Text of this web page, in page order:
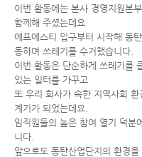
이번 활동에는 본사 경영지원본
함께해 주셨는데요.
에프에스티 입구부터 시작해 동
동하며 쓰레기를 수거했습니다.
이번 활동은 단순하게 쓰레기를
있는 일터를 가꾸고
또 우리 회사가 속한 지역사회
계기가 되었는데요.
임직원들의 높은 참여 열기 덕분
니다.
앞으로도 동탄산업단지의 환경